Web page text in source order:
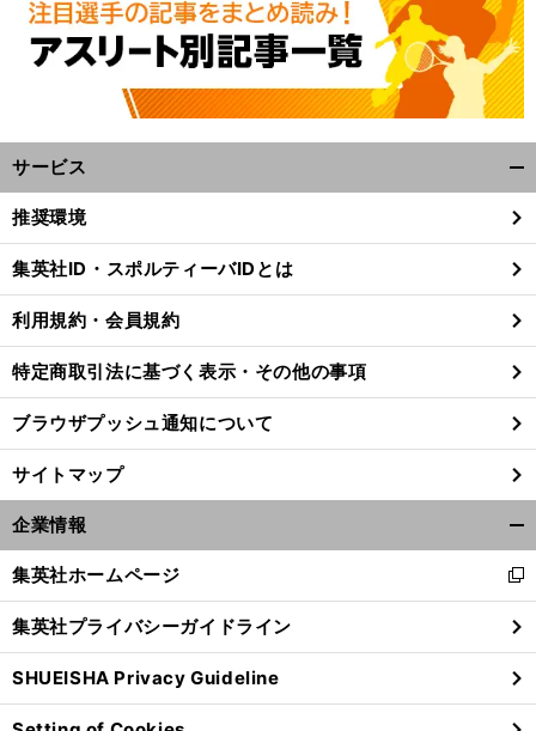
。
前
サービス
閉
る
推奨環境
集英社ID・スポルティーバIDとは
利用規約・会員規約
特定商取引法に基づく表示・その他の事項
ブラウザプッシュ通知について
サイトマップ
企業情報
閉
る
集英社ホームページ
新
し
い
ウ
ィ
ン
集英社プライバシーガイドライン
SHUEISHA Privacy Guideline